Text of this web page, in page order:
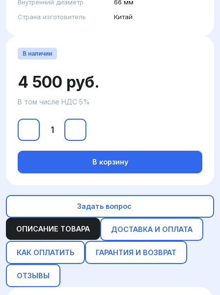
Внутренний диаметр
66 мм
Страна изготовитель
Китай
ОПИСАНИЕ ТОВАРА ДОСТАВКА И ОПЛАТА
КАК ОПЛАТИТЬ ГАРАНТИЯ И ВОЗВРАТ
ОТЗЫВЫ
В наличии
4 500 руб.
В том числе НДС 5%
В корзину
Задать вопрос